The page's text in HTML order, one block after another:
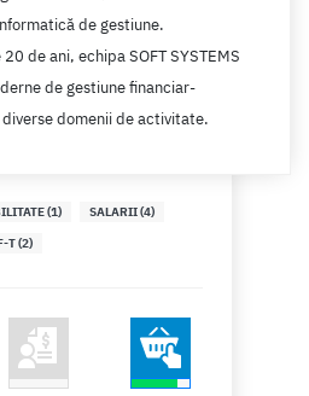
de gestiune.
de ani, echipa SOFT SYSTEMS
de gestiune financiar-
domenii de activitate.
(1)
SALARII (4)
T (2)